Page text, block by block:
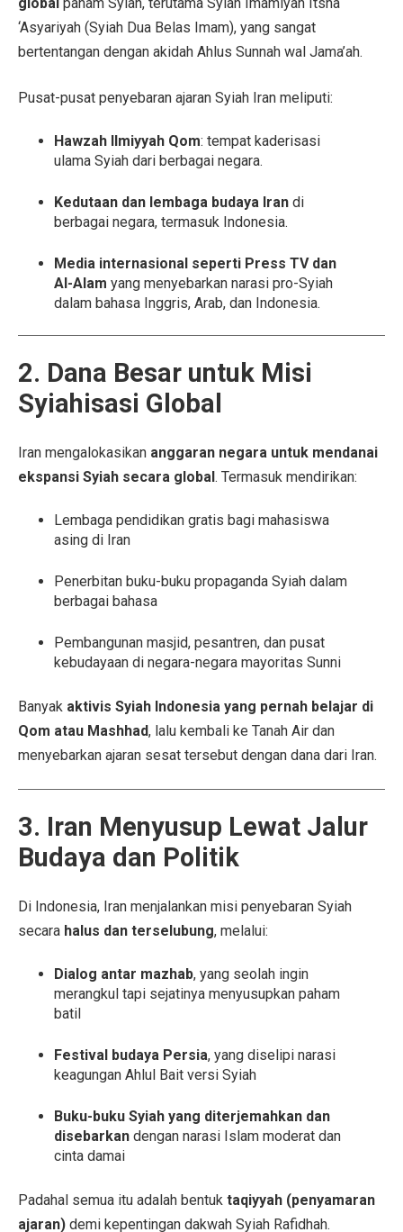
‘Asyariyah (Syiah Dua Belas Imam), yang sangat
bertentangan dengan akidah Ahlus Sunnah wal Jama’ah.
Pusat-pusat penyebaran ajaran Syiah Iran meliputi:
Hawzah Ilmiyyah Qom: tempat kaderisasi
ulama Syiah dari berbagai negara.
Kedutaan dan lembaga budaya Iran di
berbagai negara, termasuk Indonesia.
Media internasional seperti Press TV dan
Al-Alam yang menyebarkan narasi pro-Syiah
dalam bahasa Inggris, Arab, dan Indonesia.
2. Dana Besar untuk Misi
Syiahisasi Global
Iran mengalokasikan anggaran negara untuk mendanai
ekspansi Syiah secara global. Termasuk mendirikan:
Lembaga pendidikan gratis bagi mahasiswa
asing di Iran
Penerbitan buku-buku propaganda Syiah dalam
berbagai bahasa
Pembangunan masjid, pesantren, dan pusat
kebudayaan di negara-negara mayoritas Sunni
Banyak aktivis Syiah Indonesia yang pernah belajar di
Qom atau Mashhad, lalu kembali ke Tanah Air dan
menyebarkan ajaran sesat tersebut dengan dana dari Iran.
3. Iran Menyusup Lewat Jalur
Budaya dan Politik
Di Indonesia, Iran menjalankan misi penyebaran Syiah
secara halus dan terselubung, melalui:
Dialog antar mazhab, yang seolah ingin
merangkul tapi sejatinya menyusupkan paham
batil
Festival budaya Persia, yang diselipi narasi
keagungan Ahlul Bait versi Syiah
Buku-buku Syiah yang diterjemahkan dan
disebarkan dengan narasi Islam moderat dan
cinta damai
Padahal semua itu adalah bentuk taqiyyah (penyamaran
ajaran) demi kepentingan dakwah Syiah Rafidhah.